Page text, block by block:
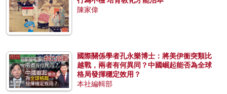
陳家偉
國際關係學者孔永樂博士：將美伊衝突類比
越戰，兩者有何異同？中國崛起能否為全球
格局發揮穩定效用？
本社編輯部